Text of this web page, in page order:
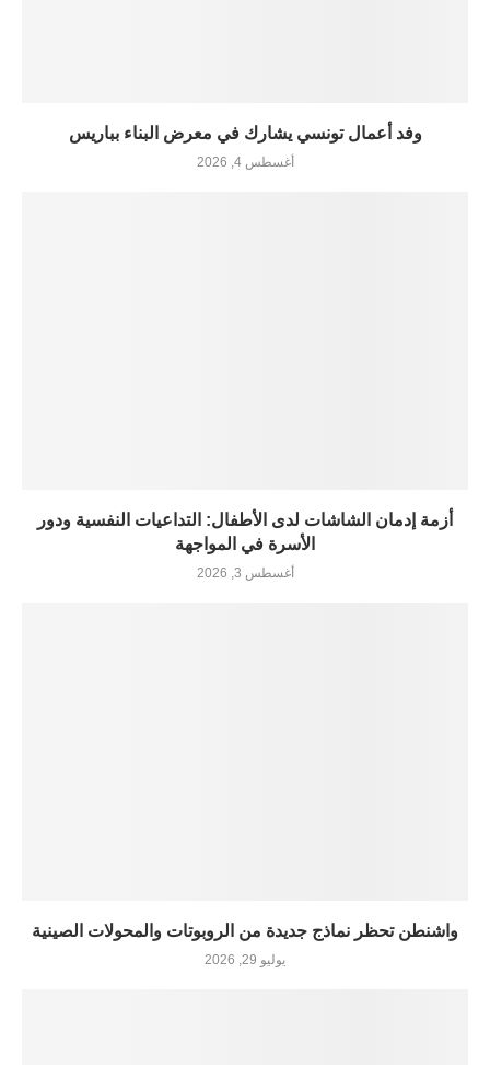
وفد أعمال تونسي يشارك في معرض البناء بباريس
أغسطس 4, 2026
أزمة إدمان الشاشات لدى الأطفال: التداعيات النفسية ودور
الأسرة في المواجهة
أغسطس 3, 2026
واشنطن تحظر نماذج جديدة من الروبوتات والمحولات الصينية
يوليو 29, 2026